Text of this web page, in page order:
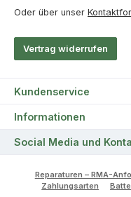
Oder über unser
Vertrag widerrufen
Kundenservice
Informationen
Social Media und
Reparaturen – RMA-
Zahlungsarten